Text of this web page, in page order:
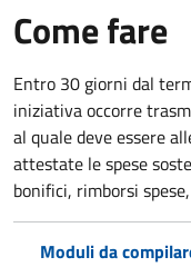
Come fare
Entro 30 giorni dal
iniziativa occorre
al quale deve essere
attestate le spese
bonifici, rimborsi spese,
Moduli da